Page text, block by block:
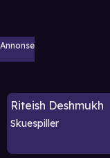
Annonse
Riteish Deshmukh
Skuespiller